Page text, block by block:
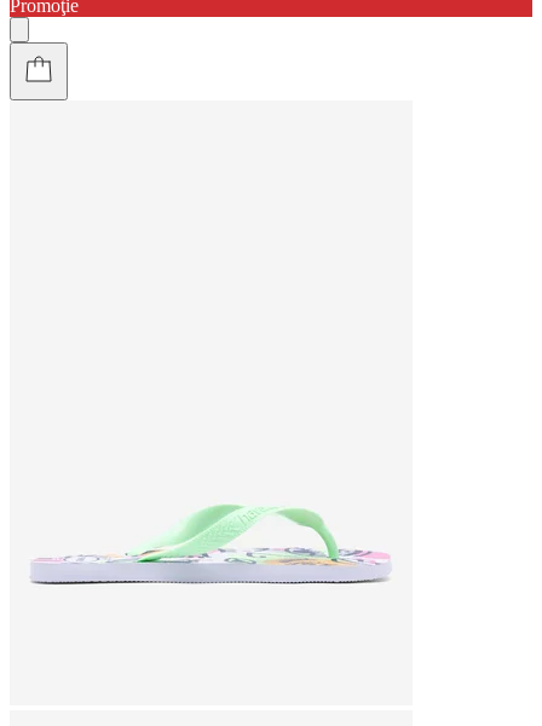
Promoţie